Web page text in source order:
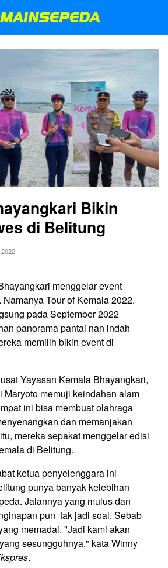
Bikin
di Belitung
menggelar event
Tour of Kemala 2022.
pada September 2022
panorama pantai nan indah
memilih bikin event di
Yayasan Kemala Bhayangkari,
Maryoto memuji keindahan alam
ini bisa membuat olahraga
dan memanjakan
mereka sepakat menggelar edisi
di Belitung.
ketua penyelenggara ini
punya banyak kelebihan
Jalannya yang mulus dan
pun tak jadi soal. Sebab
memadai. "Jadi kami akan
sesungguhnya," kata Winny
.